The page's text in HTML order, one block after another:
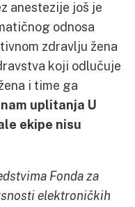
anestezije još je
odnosa
zdravlju žena
koji odlučuje
i time ga
uplitanja U
ekipe nisu
Fonda za
elektroničkih